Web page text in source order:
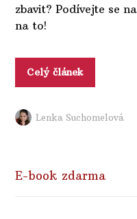
zbavit? Podívejte se
na to!
Celý článek
Lenka Suchomelová
E-book zdarma